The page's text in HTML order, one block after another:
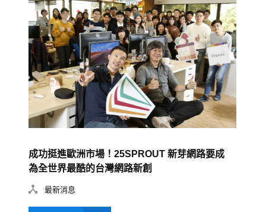
成功挺進歐洲市場！25SPROUT 新芽網路要成
為全世界最酷的台灣網路新創
最新消息